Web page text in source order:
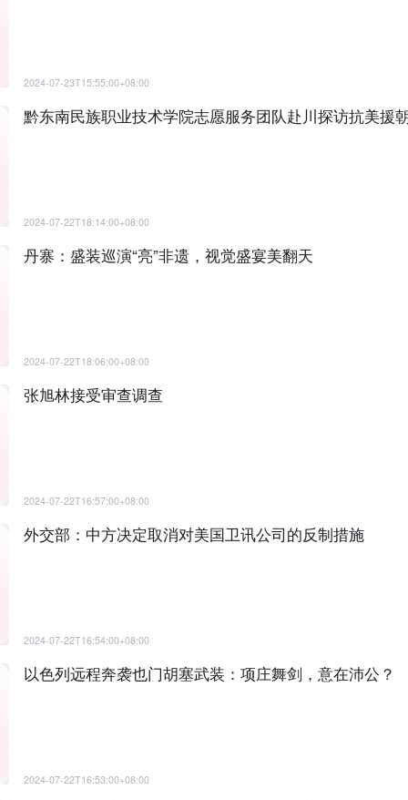
2024-07-23T15:55:00+08:00
黔东南民族职业技术学院志愿服务团队赴川探访抗美援
2024-07-22T18:14:00+08:00
丹寨：盛装巡演“亮”非遗，视觉盛宴美翻天
2024-07-22T18:06:00+08:00
张旭林接受审查调查
2024-07-22T16:57:00+08:00
外交部：中方决定取消对美国卫讯公司的反制措施
2024-07-22T16:54:00+08:00
以色列远程奔袭也门胡塞武装：项庄舞剑，意在沛公？
2024-07-22T16:53:00+08:00